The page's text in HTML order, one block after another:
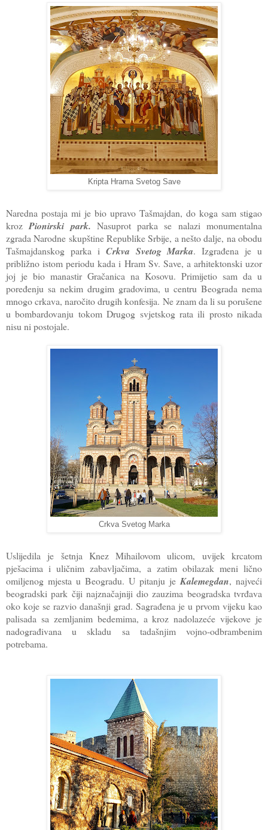
Kripta Hrama Svetog Save
Naredna postaja mi je bio upravo Tašmajdan, do koga sam stigao
krozPionirski park. Nasuprot parka se nalazi monumentalna
zgrada Narodne skupštine Republike Srbije, a nešto dalje, na obodu
Tašmajdanskog parka i Crkva Svetog Marka. Izgrađena je u
približno istom periodu kada i Hram Sv. Save, a arhitektonski uzor
joj je bio manastir Gračanica na Kosovu. Primijetio sam da u
poređenju sa nekim drugim gradovima, u centru Beograda nema
mnogo crkava, naročito drugih konfesija. Ne znam da li su porušene
u bombardovanju tokom Drugog svjetskog rata ili prosto nikada
nisu ni postojale.
Crkva Svetog Marka
Uslijedila je šetnja Knez Mihailovom ulicom, uvijek krcatom
pješacima i uličnim zabavljačima, a zatim obilazak meni lično
omiljenog mjesta u Beogradu. U pitanju jeKalemegdan, najveći
beogradski park čiji najznačajniji dio zauzima beogradska tvrđava
oko koje se razvio današnji grad. Sagrađena je u prvom vijeku kao
palisada sa zemljanim bedemima, a kroz nadolazeće vijekove je
nadograđivana u skladu sa tadašnjim vojno-odbrambenim
potrebama.